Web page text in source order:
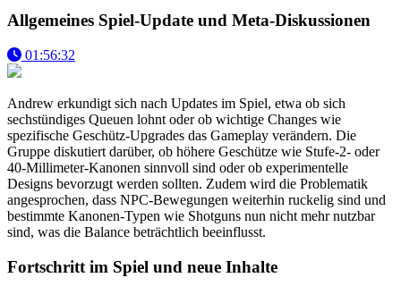
Allgemeines Spiel-Update und Meta-Diskussionen
01:56:32
Andrew erkundigt sich nach Updates im Spiel, etwa ob sich
sechstündiges Queuen lohnt oder ob wichtige Changes wie
spezifische Geschütz-Upgrades das Gameplay verändern. Die
Gruppe diskutiert darüber, ob höhere Geschütze wie Stufe-2- oder
40-Millimeter-Kanonen sinnvoll sind oder ob experimentelle
Designs bevorzugt werden sollten. Zudem wird die Problematik
angesprochen, dass NPC-Bewegungen weiterhin ruckelig sind und
bestimmte Kanonen-Typen wie Shotguns nun nicht mehr nutzbar
sind, was die Balance beträchtlich beeinflusst.
Fortschritt im Spiel und neue Inhalte